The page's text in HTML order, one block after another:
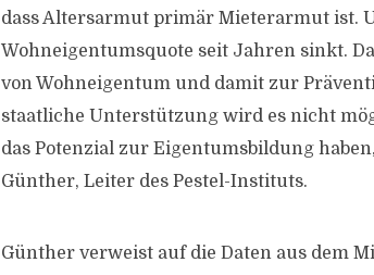
dass Altersarmut primär Mieterarmut ist.
Wohneigentumsquote seit Jahren sinkt.
von Wohneigentum und damit zur
staatliche Unterstützung wird es nicht
das Potenzial zur Eigentumsbildung
Günther, Leiter des Pestel-Instituts.
Günther verweist auf die Daten aus dem